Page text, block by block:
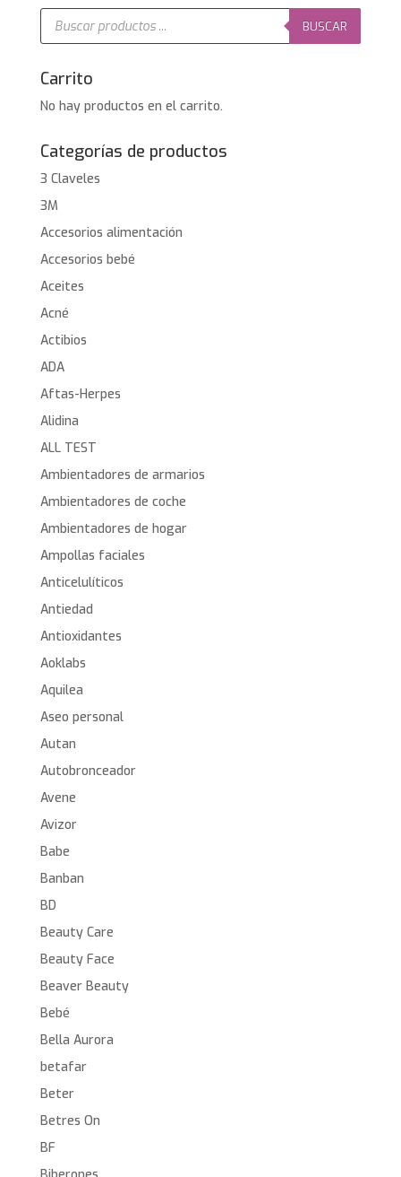
Búsqueda
productos
BUSCAR
Carrito
No hay productos en el carrito.
Categorías de productos
3 Claveles
3M
Accesorios alimentación
Accesorios bebé
Aceites
Acné
Actibios
ADA
Aftas-Herpes
Alidina
ALL TEST
Ambientadores de armarios
Ambientadores de coche
Ambientadores de hogar
Ampollas faciales
Anticelulíticos
Antiedad
Antioxidantes
Aoklabs
Aquilea
Aseo personal
Autan
Autobronceador
Avene
Avizor
Babe
Banban
BD
Beauty Care
Beauty Face
Beaver Beauty
Bebé
Bella Aurora
betafar
Beter
Betres On
BF